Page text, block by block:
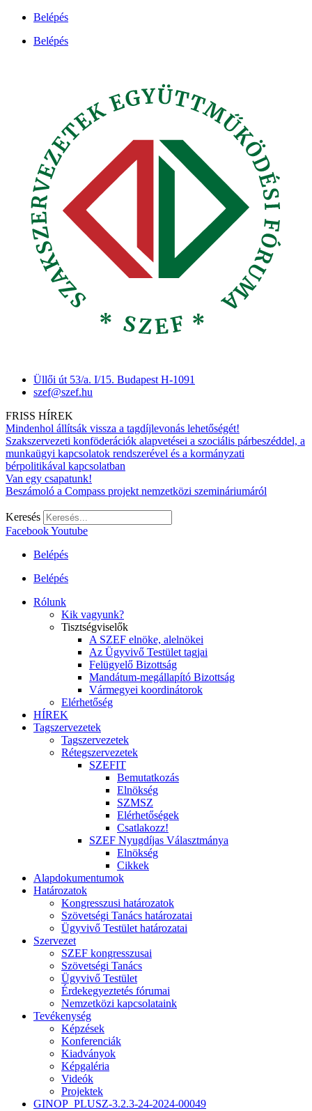
Ugrás
tartalomhoz
Belépés
Belépés
Üllői út 53/a. I/15. Budapest H-1091
szef@szef.hu
FRISS HÍREK
Mindenhol állítsák vissza a tagdíjlevonás lehetőségét!
Szakszervezeti konföderációk alapvetései a szociális párbeszéddel, a
munkaügyi kapcsolatok rendszerével és a kormányzati
bérpolitikával kapcsolatban
Van egy csapatunk!
Beszámoló a Compass projekt nemzetközi szemináriumáról
Keresés
FacebookYoutube
Belépés
Belépés
Rólunk
Kik vagyunk?
Tisztségviselők
A SZEF elnöke, alelnökei
Az Ügyvivő Testület tagjai
Felügyelő Bizottság
Mandátum-megállapító Bizottság
Vármegyei koordinátorok
Elérhetőség
HÍREK
Tagszervezetek
Tagszervezetek
Rétegszervezetek
SZEFIT
Bemutatkozás
Elnökség
SZMSZ
Elérhetőségek
Csatlakozz!
SZEF Nyugdíjas Választmánya
Elnökség
Cikkek
Alapdokumentumok
Határozatok
Kongresszusi határozatok
Szövetségi Tanács határozatai
Ügyvivő Testület határozatai
Szervezet
SZEF kongresszusai
Szövetségi Tanács
Ügyvivő Testület
Érdekegyeztetés fórumai
Nemzetközi kapcsolataink
Tevékenység
Képzések
Konferenciák
Kiadványok
Képgaléria
Videók
Projektek
GINOP_PLUSZ-3.2.3-24-2024-00049